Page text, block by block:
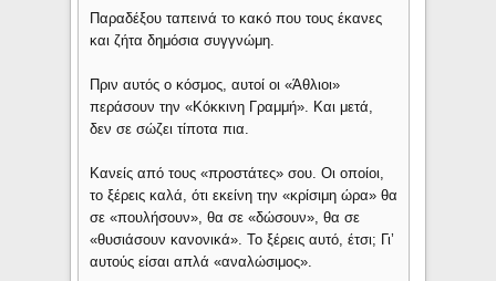
Παραδέξου ταπεινά το κακό που τους έκανες
και ζήτα δημόσια συγγνώμη.
Πριν αυτός ο κόσμος, αυτοί οι «Άθλιοι»
περάσουν την «Κόκκινη Γραμμή». Και μετά,
δεν σε σώζει τίποτα πια.
Κανείς από τους «προστάτες» σου. Οι οποίοι,
το ξέρεις καλά, ότι εκείνη την «κρίσιμη ώρα» θα
σε «πουλήσουν», θα σε «δώσουν», θα σε
«θυσιάσουν κανονικά». Το ξέρεις αυτό, έτσι; Γι’
αυτούς είσαι απλά «αναλώσιμος».